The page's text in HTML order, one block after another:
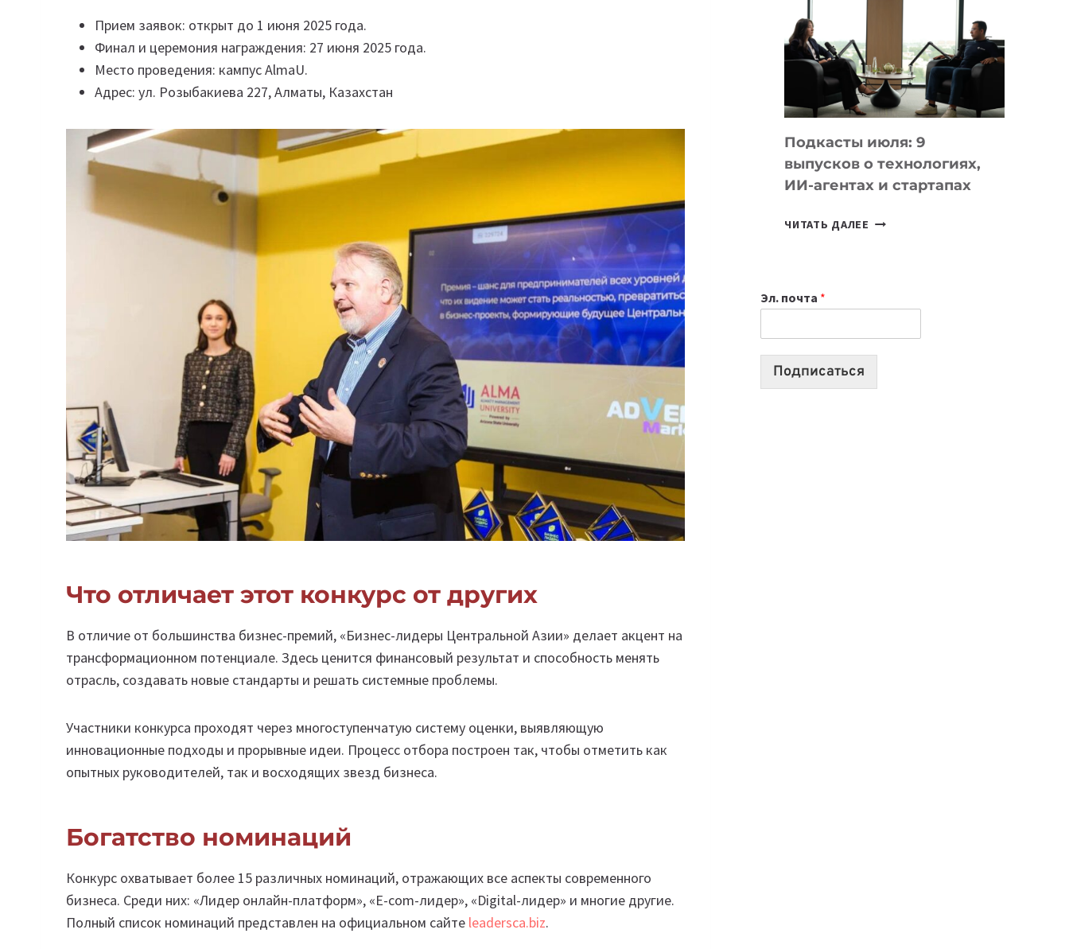
Прием заявок: открыт до 1 июня 2025 года.
Финал и церемония награждения: 27 июня 2025 года.
Место проведения: кампус AlmaU.
Адрес: ул. Розыбакиева 227, Алматы, Казахстан
Что отличает этот конкурс от других
В отличие от большинства бизнес-премий, «Бизнес-лидеры Центральной Азии» делает акцент на
трансформационном потенциале. Здесь ценится финансовый результат и способность менять
отрасль, создавать новые стандарты и решать системные проблемы.
Участники конкурса проходят через многоступенчатую систему оценки, выявляющую
инновационные подходы и прорывные идеи. Процесс отбора построен так, чтобы отметить как
опытных руководителей, так и восходящих звезд бизнеса.
Богатство номинаций
Конкурс охватывает более 15 различных номинаций, отражающих все аспекты современного
бизнеса. Среди них: «Лидер онлайн-платформ», «E-com-лидер», «Digital-лидер» и многие другие.
Полный список номинаций представлен на официальном сайте leadersca.biz.
2026:
10
ЛУЧШИХ
ДЛЯ
УЧЕБЫ
Подкасты июля: 9
выпусков о технологиях,
ИИ-агентах и стартапах
ЧИТАТЬ ДАЛЕЕ ПОДКАСТЫ
ИИ-
АГЕНТАХ
Эл. почта *
Подписаться